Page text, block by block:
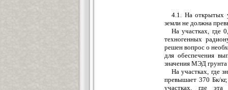
4.1. На открытых
земли не должна
На участках, где
техногенных
решен вопрос о
для обеспечения
значения МЭД
На участках, где
превышает 370 Бк/
участках, где